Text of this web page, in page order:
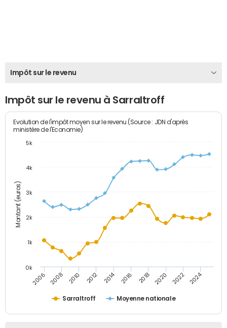
Impôt sur le revenu
Impôt sur le revenu à Sarraltroff
Montant (euros)
Evolution de l'impôt moyen sur le revenu (Source : JDN d'après
ministère de l'Economie)
Sarraltroff Moyenne nationale
2006 2008 2010 2012 2014 2016 2018 2020 2022 2024
0k
1k
2k
3k
4k
5k